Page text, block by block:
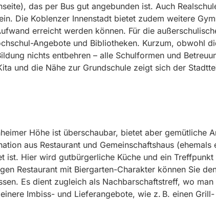
das per Bus gut angebunden ist. Auch
Die Koblenzer Innenstadt bietet zudem weitere
erreicht werden können. Für die
Angebote und Bibliotheken. Kurzum, obwohl
nichts entbehren – alle Schulformen und
und die Nähe zur Grundschule zeigt sich der
Höhe ist überschaubar, bietet aber gemütliche
aus Restaurant und Gemeinschaftshaus
ist. Hier wird gutbürgerliche Küche und ein
Restaurant mit Biergarten-Charakter können Sie
Es dient zugleich als Nachbarschaftstreff, wo
Imbiss- und Lieferangebote, wie z. B. einen